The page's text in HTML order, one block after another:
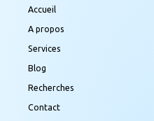
Accueil
A propos
Services
Blog
Recherches
Contact